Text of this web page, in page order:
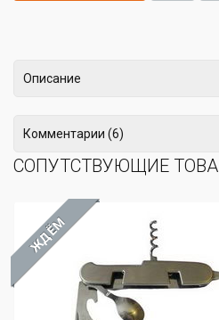
Описание
Комментарии (6)
СОПУТСТВУЮЩИЕ
ЖДЁМ